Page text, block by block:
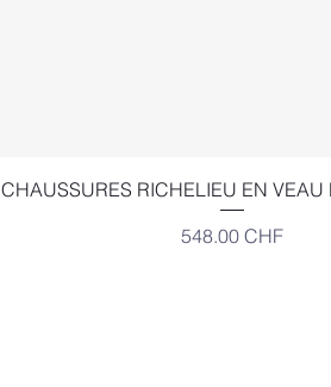
Aperçu rapide
CHAUSSURES RICHELIEU EN VEAU
Prix
548.00 CHF